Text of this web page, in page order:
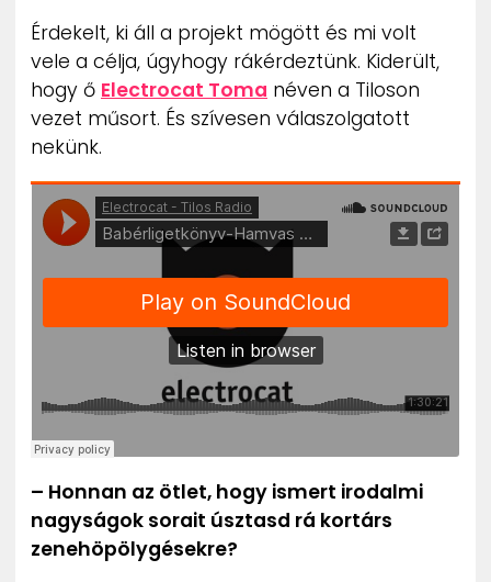
Érdekelt, ki áll a projekt mögött és mi volt
vele a célja, úgyhogy rákérdeztünk. Kiderült,
hogy ő Electrocat Toma néven a Tiloson
vezet műsort. És szívesen válaszolgatott
nekünk.
– Honnan az ötlet, hogy ismert irodalmi
nagyságok sorait úsztasd rá kortárs
zenehöpölygésekre?